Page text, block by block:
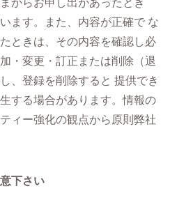
ます。また、内容が正確で な
ときは、その内容を確認し必
・変更・訂正または削除（退
、登録を削除すると 提供でき
する場合があります。情報の
ィー強化の観点から原則弊社
下さい